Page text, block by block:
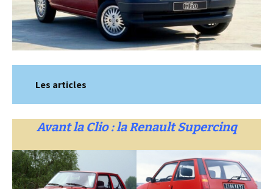
Les articles
Avant la Clio : la Renault Supercinq